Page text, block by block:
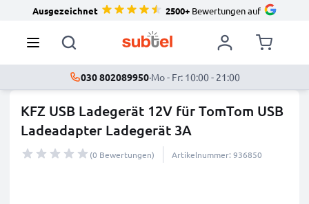
Ausgezeichnet 2500+Bewertungen auf
030 802089950·Mo - Fr: 10:00 - 21:00
KFZ USB Ladegerät 12V für TomTom USB
Ladeadapter Ladegerät 3A
(0 Bewertungen) Artikelnummer: 936850